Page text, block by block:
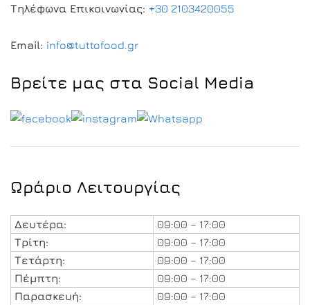
Τηλέφωνα Επικοινωνίας: +30 2103420055
Email: info@tuttofood.gr
Βρείτε μας στα Social Media
Ωράριο Λειτουργίας
Δευτέρα:
09:00 – 17:00
Τρίτη:
09:00 – 17:00
Τετάρτη:
09:00 – 17:00
Πέμπτη:
09:00 – 17:00
Παρασκευή:
09:00 – 17:00